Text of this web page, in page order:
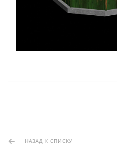
НАЗАД К СПИСКУ